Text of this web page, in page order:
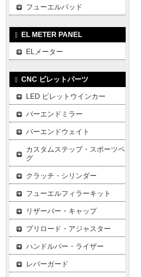
フューエルパッド
EL METER PANEL
ELメーター
CNC ビレットパーツ
LED ビレットウインカー
バーエンドミラー
バーエンドウェイト
カスタムステップ・スポーツペ
グ
クラッチ・シリンダー
フューエルフィラーキット
リザーバー・キャップ
プリロード・アジャスター
ハンドルバー・ライザー
レバーガード